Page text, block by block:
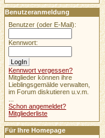
Benutzeranmeldung
Benutzer (oder E-Mail):
Kennwort:
Kennwort vergessen?
Mitglieder können ihre
Lieblingsgemälde verwalten,
im Forum diskutieren u.v.m.
Schon angemeldet?
Mitgliederliste
Für Ihre Homepage